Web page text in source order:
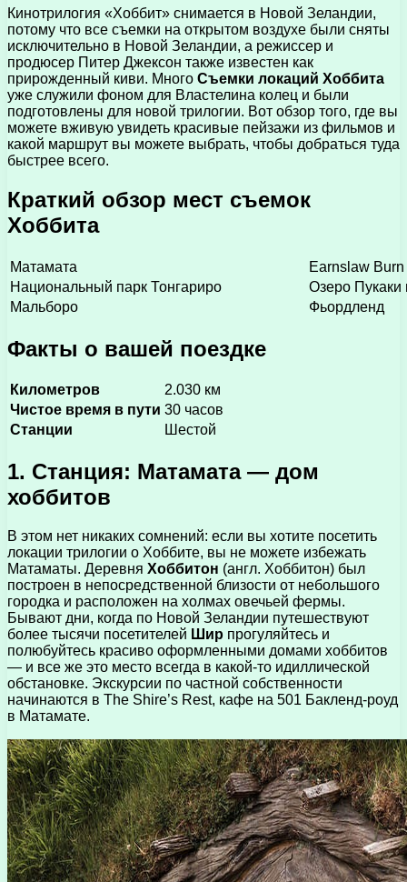
Кинотрилогия «Хоббит» снимается в Новой Зеландии,
потому что все съемки на открытом воздухе были сняты
исключительно в Новой Зеландии, а режиссер и
продюсер Питер Джексон также известен как
прирожденный киви. Много Съемки локаций Хоббита
уже служили фоном для Властелина колец и были
подготовлены для новой трилогии. Вот обзор того, где вы
можете вживую увидеть красивые пейзажи из фильмов и
какой маршрут вы можете выбрать, чтобы добраться туда
быстрее всего.
Краткий обзор мест съемок
Хоббита
Матамата
Earnslaw Burn
Национальный парк Тонгариро
Озеро Пукаки
Мальборо
Фьордленд
Факты о вашей поездке
Километров
2.030 км
Чистое время в пути 30 часов
Станции
Шестой
1. Станция: Матамата — дом
хоббитов
В этом нет никаких сомнений: если вы хотите посетить
локации трилогии о Хоббите, вы не можете избежать
Матаматы. Деревня Хоббитон (англ. Хоббитон) был
построен в непосредственной близости от небольшого
городка и расположен на холмах овечьей фермы.
Бывают дни, когда по Новой Зеландии путешествуют
более тысячи посетителей Шир прогуляйтесь и
полюбуйтесь красиво оформленными домами хоббитов
— и все же это место всегда в какой-то идиллической
обстановке. Экскурсии по частной собственности
начинаются в The Shire’s Rest, кафе на 501 Бакленд-роуд
в Матамате.